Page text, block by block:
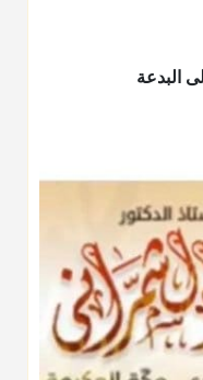
البدعة